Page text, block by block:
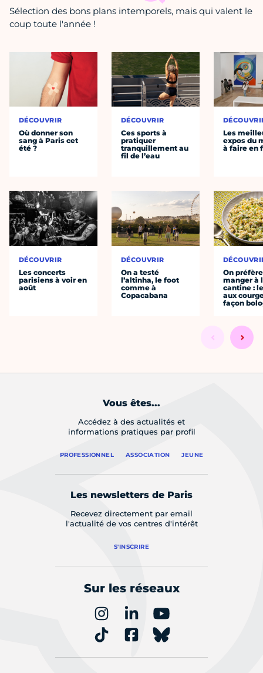
Sélection des bons plans intemporels, mais qui valent le
coup toute l'année !
DÉCOUVRIR
Où donner son
sang à Paris cet
été ?
DÉCOUVRIR
Les concerts
parisiens à voir en
août
DÉCOUVRIR
Ces sports à
pratiquer
tranquillement au
fil de l’eau
DÉCOUVRIR
On a testé
l’altinha, le foot
comme à
Copacabana
Les
expos du
à faire en
On préfère
manger à
cantine :
aux
façon
Vous êtes...
Accédez à des actualités et
informations pratiques par profil
PROFESSIONNEL ASSOCIATION JEUNE
Les newsletters de Paris
Recevez directement par email
l'actualité de vos centres d'intérêt
S'INSCRIRE
Sur les réseaux